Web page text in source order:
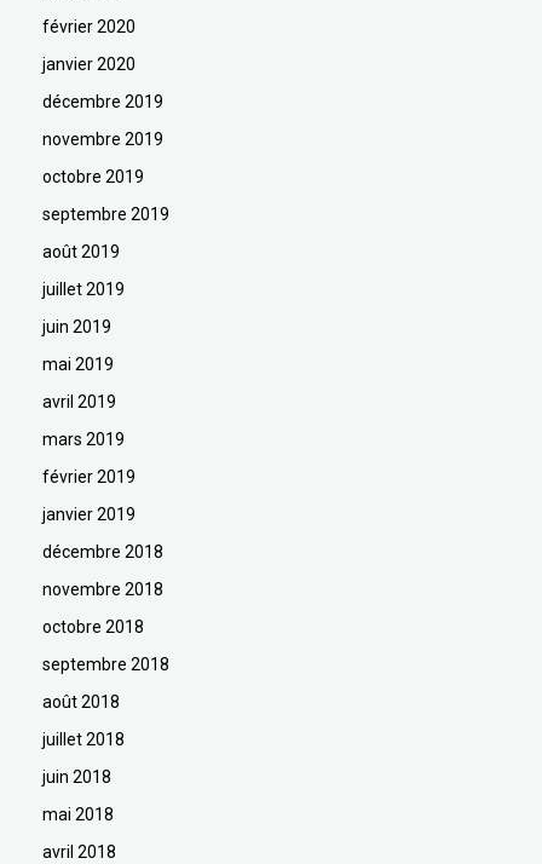
février 2020
janvier 2020
décembre 2019
novembre 2019
octobre 2019
septembre 2019
août 2019
juillet 2019
juin 2019
mai 2019
avril 2019
mars 2019
février 2019
janvier 2019
décembre 2018
novembre 2018
octobre 2018
septembre 2018
août 2018
juillet 2018
juin 2018
mai 2018
avril 2018